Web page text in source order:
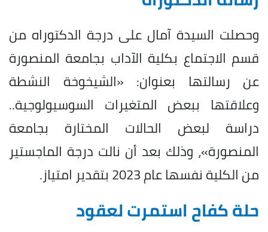
وحصلت السيدة آمال على درجة الدكتوراه من
قسم الاجتماع بكلية الآداب بجامعة المنصورة
عن رسالتها بعنوان: «الشيخوخة النشطة
وعلاقتها ببعض المتغيرات السوسيولوجية..
دراسة لبعض الحالات المختارة بجامعة
المنصورة»، وذلك بعد أن نالت درجة الماجستير
من الكلية نفسها عام 2023 بتقدير امتياز.
حلة كفاح استمرت لعقود